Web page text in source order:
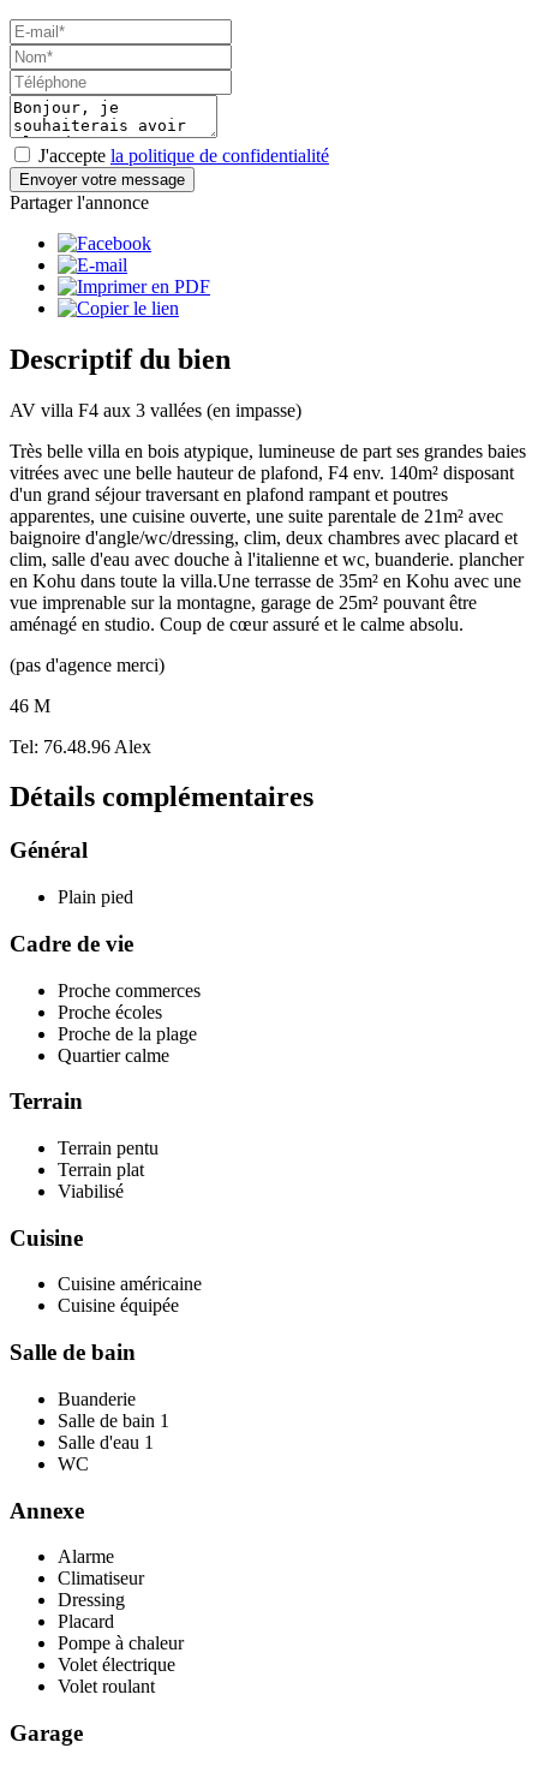
J'accepte la politique de confidentialité
Envoyer votre message
Partager l'annonce
Descriptif du bien
AV villa F4 aux 3 vallées (en impasse)
Très belle villa en bois atypique, lumineuse de part ses grandes baies
vitrées avec une belle hauteur de plafond, F4 env. 140m² disposant
d'un grand séjour traversant en plafond rampant et poutres
apparentes, une cuisine ouverte, une suite parentale de 21m² avec
baignoire d'angle/wc/dressing, clim, deux chambres avec placard et
clim, salle d'eau avec douche à l'italienne et wc, buanderie. plancher
en Kohu dans toute la villa.Une terrasse de 35m² en Kohu avec une
vue imprenable sur la montagne, garage de 25m² pouvant être
aménagé en studio. Coup de cœur assuré et le calme absolu.
(pas d'agence merci)
46 M
Tel: 76.48.96 Alex
Détails complémentaires
Général
Plain pied
Cadre de vie
Proche commerces
Proche écoles
Proche de la plage
Quartier calme
Terrain
Terrain pentu
Terrain plat
Viabilisé
Cuisine
Cuisine américaine
Cuisine équipée
Salle de bain
Buanderie
Salle de bain 1
Salle d'eau 1
WC
Annexe
Alarme
Climatiseur
Dressing
Placard
Pompe à chaleur
Volet électrique
Volet roulant
Garage